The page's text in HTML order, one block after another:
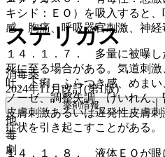
キシド：ＥＯ）を吸入すると
感、胸痛、呼吸器官刺激、神経
１４．１．７． 多量に被曝し
死に至る場合がある。気道刺
吐、下痢、ふらつき感、めま
ノーゼ、調整失調、けいれん
皮膚刺激あるいは遅発性皮膚
症状を引き起こすことがある。
１４．１．８． 液体ＥＯが眼
ステリガス
消毒薬
2024年11月改訂(第1版)
薬剤情報
他
毒
劇